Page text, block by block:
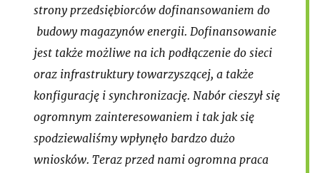
strony przedsiębiorców dofinansowaniem do
budowy magazynów energii. Dofinansowanie
jest także możliwe na ich podłączenie do sieci
oraz infrastruktury towarzyszącej, a także
konfigurację i synchronizację. Nabór cieszył się
ogromnym zainteresowaniem i tak jak się
spodziewaliśmy wpłynęło bardzo dużo
wniosków. Teraz przed nami ogromna praca